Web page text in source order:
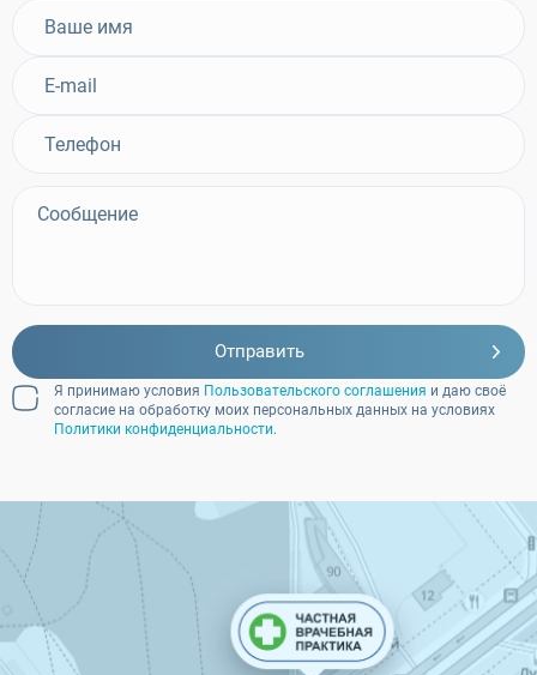
Отправить
Я принимаю условия Пользовательского соглашения и даю своё
согласие на обработку моих персональных данных на условиях
Политики конфиденциальности.